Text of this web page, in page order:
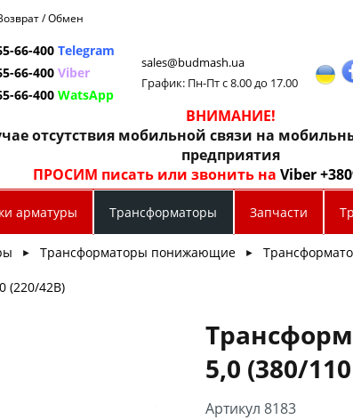
/ Обмен
66-400 Telegram
66-400 Viber
66-400 WatsApp
sales@budmash.ua
График: Пн-Пт с 8.00 до 17.00
ВНИМАНИЕ!
отсутствия мобильной связи на
предприятия
ПРОСИМ писать или звонить наViber
арматуры Трансформаторы Запчасти
► Трансформаторы понижающие ►
(220/42В)
5,0 (380/
Артикул 8183